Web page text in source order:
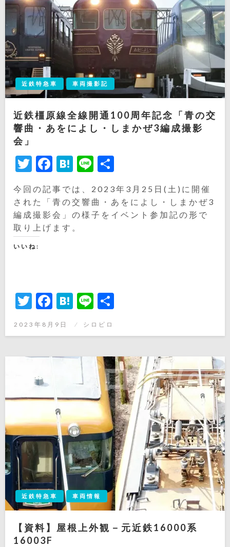
近鉄特急車 車両撮影記
近鉄橿原線全線開通100周年記念「青の交
響曲・あをによし・しまかぜ3編成撮影
会」
Twitter
Facebook
Hatena
Line
有
今回の記事では、2023年3月25日(土)に開催
された「青の交響曲・あをによし・しまかぜ3
編成撮影会」の様子をイベント参加記の形で
取り上げます。
いいね:
Twitter
Facebook
Hatena
Line
投
日:
2023年8月9日 シロピロ
近鉄特急車 車両情報
【資料】屋根上外観－元近鉄16000系
16003F